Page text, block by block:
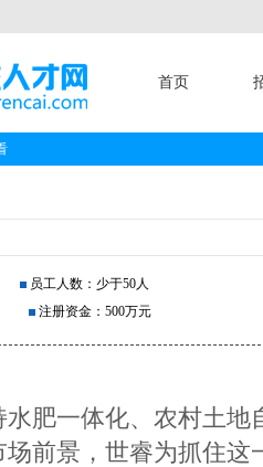
首页
员工人数：少于50人
注册资金：500万元
肥一体化、农村土地
前景，世睿为抓住这